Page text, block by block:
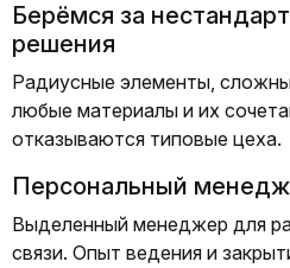
Берёмся за
решения
Радиусные элементы,
любые материалы и их
отказываются типовые цеха.
Персональный
Выделенный менеджер для
связи. Опыт ведения и